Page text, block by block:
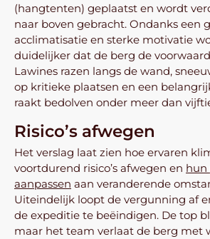
(hangtenten) geplaatst en wordt
naar boven gebracht. Ondanks een
acclimatisatie en sterke motivatie
duidelijker dat de berg de
Lawines razen langs de wand,
op kritieke plaatsen en een
raakt bedolven onder meer dan
Risico’s afwegen
Het verslag laat zien hoe ervaren
voortdurend risico’s afwegen en hun
aanpassen aan veranderende
Uiteindelijk loopt de vergunning af
de expeditie te beëindigen. De top
maar het team verlaat de berg met